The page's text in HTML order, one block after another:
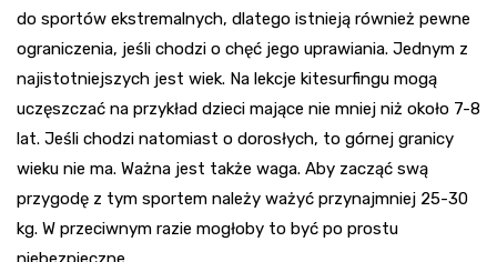
do sportów ekstremalnych, dlatego istnieją również pewne
ograniczenia, jeśli chodzi o chęć jego uprawiania. Jednym z
najistotniejszych jest wiek. Na lekcje kitesurfingu mogą
uczęszczać na przykład dzieci mające nie mniej niż około 7-8
lat. Jeśli chodzi natomiast o dorosłych, to górnej granicy
wieku nie ma. Ważna jest także waga. Aby zacząć swą
przygodę z tym sportem należy ważyć przynajmniej 25-30
kg. W przeciwnym razie mogłoby to być po prostu